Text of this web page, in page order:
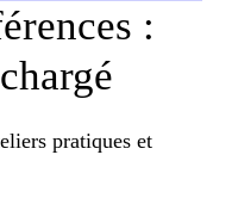
:
pratiques et